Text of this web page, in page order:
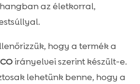
az életkorral,
hogy a termék a
irányelvei szerint készült-e.
lehetünk benne, hogy a